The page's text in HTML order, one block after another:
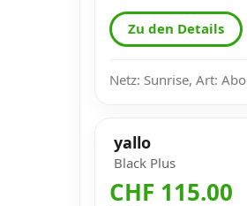
Zu den Details
Netz: Sunrise, Art: Abo
yallo
Black Plus
CHF 115.00